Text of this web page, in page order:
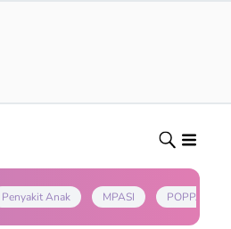
Penyakit Anak MPASI POPPAPA